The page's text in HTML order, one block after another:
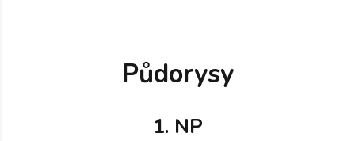
Půdorysy
1. NP